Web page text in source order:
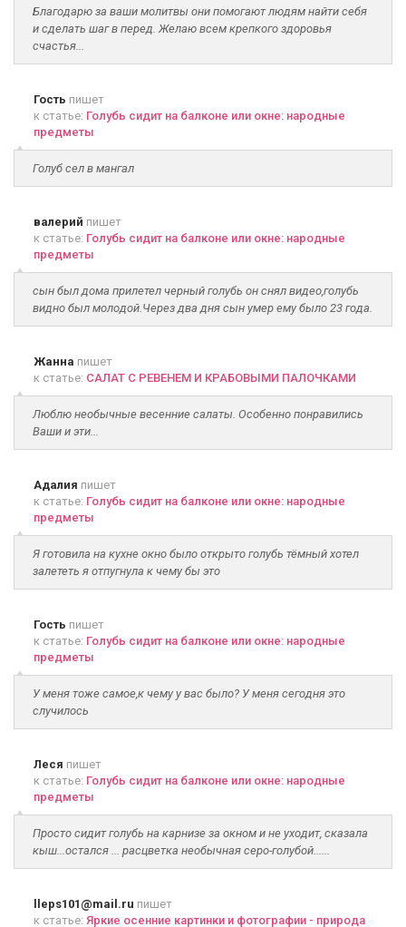
Благодарю за ваши молитвы они помогают людям найти себя
и сделать шаг в перед. Желаю всем крепкого здоровья
счастья...
Гость пишет
к статье: Голубь сидит на балконе или окне: народные
предметы
Голуб сел в мангал
валерий пишет
к статье: Голубь сидит на балконе или окне: народные
предметы
сын был дома прилетел черный голубь он снял видео,голубь
видно был молодой.Через два дня сын умер ему было 23 года.
Жанна пишет
к статье: САЛАТ С РЕВЕНЕМ И КРАБОВЫМИ ПАЛОЧКАМИ
Люблю необычные весенние салаты. Особенно понравились
Ваши и эти...
Адалия пишет
к статье: Голубь сидит на балконе или окне: народные
предметы
Я готовила на кухне окно было открыто голубь тёмный хотел
залететь я отпугнула к чему бы это
Гость пишет
к статье: Голубь сидит на балконе или окне: народные
предметы
У меня тоже самое,к чему у вас было? У меня сегодня это
случилось
Леся пишет
к статье: Голубь сидит на балконе или окне: народные
предметы
Просто сидит голубь на карнизе за окном и не уходит, сказала
кыш...остался ... расцветка необычная серо-голубой......
lleps101@mail.ru пишет
к статье: Яркие осенние картинки и фотографии - природа